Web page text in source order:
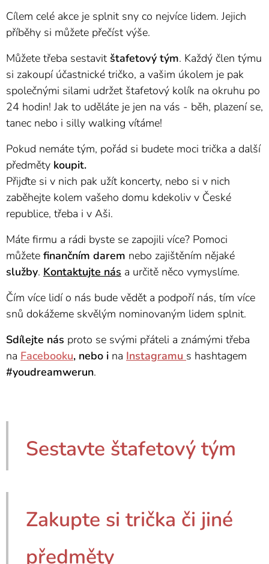
Cílem celé akce je splnit sny co nejvíce lidem. Jejich
příběhy si můžete přečíst výše.
Můžete třeba sestavitštafetový tým. Každý člen týmu
si zakoupí účastnické tričko, a vašim úkolem je pak
společnými silami udržet štafetový kolík na okruhu po
24 hodin! Jak to uděláte je jen na vás - běh, plazení se,
tanec nebo i silly walking vítáme!
Pokud nemáte tým, pořád si budete moci trička a další
předměty koupit.
Přijďte si v nich pak užít koncerty, nebo si v nich
zaběhejte kolem vašeho domu kdekoliv v České
republice, třeba i v Aši.
Máte firmu a rádi byste se zapojili více? Pomoci
můžete finančním darem nebo zajištěním nějaké
služby. Kontaktujte nás a určitě něco vymyslíme.
Čím více lidí o nás bude vědět a podpoří nás, tím více
snů dokážeme skvělým nominovaným lidem splnit.
Sdílejte nás proto se svými přáteli a známými třeba
na Facebooku, nebo i na Instagramu s hashtagem
#youdreamwerun.
Sestavte štafetový tým
Zakupte si trička či jiné
předměty